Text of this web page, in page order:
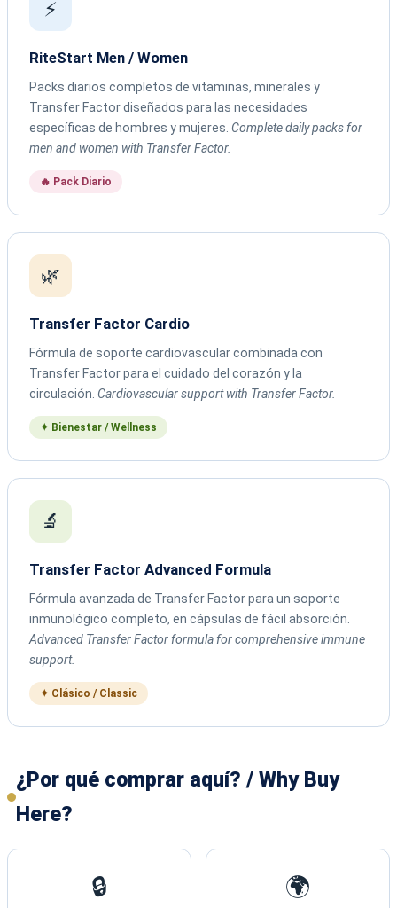
⚡
RiteStart Men / Women
Packs diarios completos de vitaminas, minerales y
Transfer Factor diseñados para las necesidades
específicas de hombres y mujeres. Complete daily packs for
men and women with Transfer Factor.
🔥 Pack Diario
🌿
Transfer Factor Cardio
Fórmula de soporte cardiovascular combinada con
Transfer Factor para el cuidado del corazón y la
circulación. Cardiovascular support with Transfer Factor.
✦ Bienestar / Wellness
🔬
Transfer Factor Advanced Formula
Fórmula avanzada de Transfer Factor para un soporte
inmunológico completo, en cápsulas de fácil absorción.
Advanced Transfer Factor formula for comprehensive immune
support.
✦ Clásico / Classic
¿Por qué comprar aquí? / Why Buy
Here?
🔒 🌍